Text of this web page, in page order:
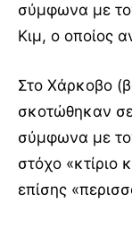
σύμφωνα με
Κιμ, ο οποίος
Στο Χάρκοβο
σκοτώθηκαν
σύμφωνα με
στόχο «κτίριο
επίσης